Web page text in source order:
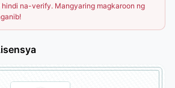
na-verify. Mangyaring magkaroon ng